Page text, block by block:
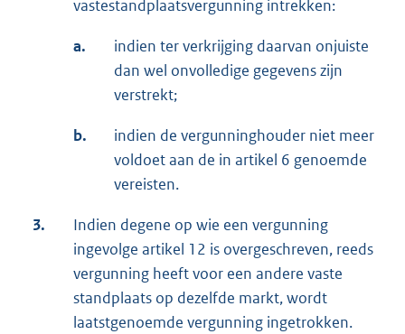
vastestandplaatsvergunning intrekken:
a.
indien ter verkrijging daarvan onjuiste
dan wel onvolledige gegevens zijn
verstrekt;
b.
indien de vergunninghouder niet meer
voldoet aan de in artikel 6 genoemde
vereisten.
3.
Indien degene op wie een vergunning
ingevolge artikel 12 is overgeschreven, reeds
vergunning heeft voor een andere vaste
standplaats op dezelfde markt, wordt
laatstgenoemde vergunning ingetrokken.